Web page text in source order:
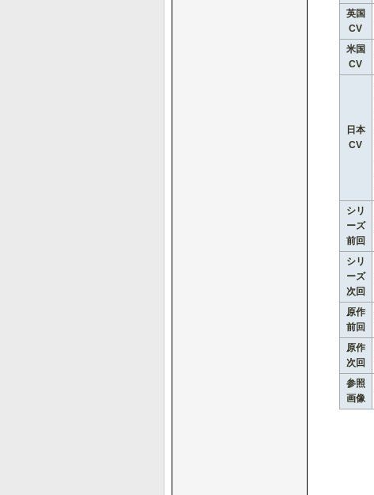
英国
CV
米国
CV
日本
CV
シリ
ーズ
前回
シリ
ーズ
次回
原作
前回
原作
次回
参照
画像